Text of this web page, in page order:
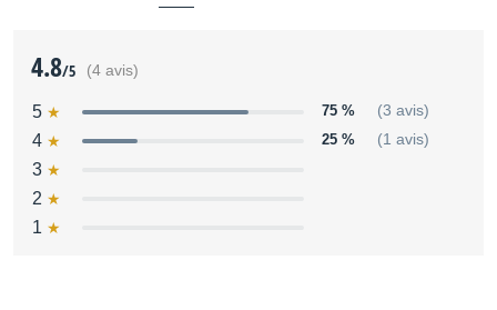
4.8/5 (4 avis)
5 75 % (3 avis)
4 25 % (1 avis)
3
2
1